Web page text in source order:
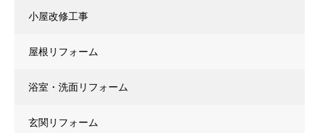
小屋改修工事
屋根リフォーム
浴室・洗面リフォーム
玄関リフォーム